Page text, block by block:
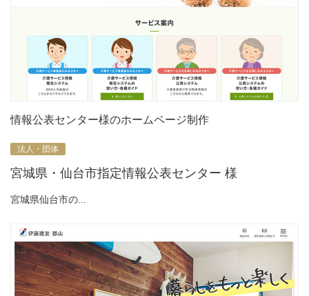
情報公表センター様のホームページ制作
法人・団体
宮城県・仙台市指定情報公表センター 様
宮城県仙台市の...